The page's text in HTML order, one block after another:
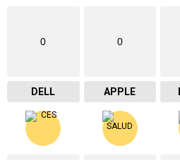
0
DELL
0
APPLE